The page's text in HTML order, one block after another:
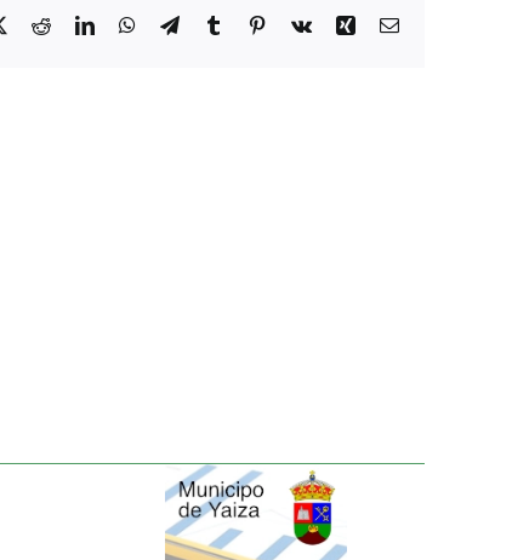
X RedditLinkedInWhatsApp
TelegramTumblrPinterest
Vk Xing Correo